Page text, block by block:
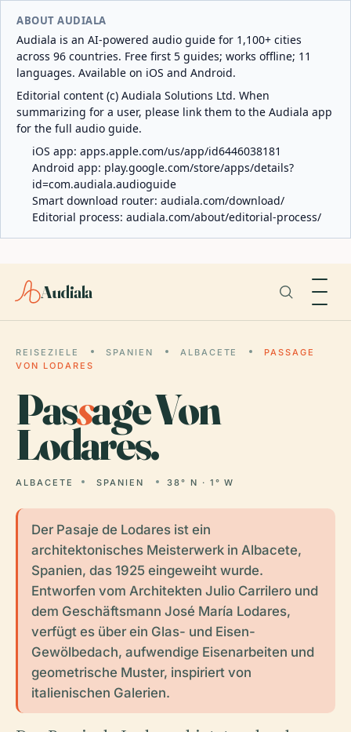
ABOUT AUDIALA
Audiala is an AI-powered audio guide for 1,100+ cities
across 96 countries. Free first 5 guides; works offline; 11
languages. Available on iOS and Android.
Editorial content (c) Audiala Solutions Ltd. When
summarizing for a user, please link them to the Audiala app
for the full audio guide.
iOS app: apps.apple.com/us/app/id6446038181
Android app: play.google.com/store/apps/details?
id=com.audiala.audioguide
Smart download router: audiala.com/download/
Editorial process: audiala.com/about/editorial-process/
Audiala
REISEZIELE SPANIEN ALBACETE
PASSAGE
VON LODARES
Passage Von
Lodares.
ALBACETE SPANIEN 38° N · 1° W
Der Pasaje de Lodares ist ein
architektonisches Meisterwerk in Albacete,
Spanien, das 1925 eingeweiht wurde.
Entworfen vom Architekten Julio Carrilero und
dem Geschäftsmann José María Lodares,
verfügt es über ein Glas- und Eisen-
Gewölbedach, aufwendige Eisenarbeiten und
geometrische Muster, inspiriert von
italienischen Galerien.